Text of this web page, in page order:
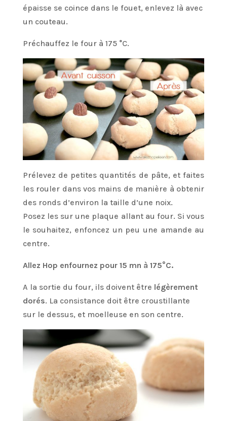
épaisse se coince dans le fouet, enlevez là avec
un couteau.
Préchauffez le four à 175 °C.
Prélevez de petites quantités de pâte, et faites
les rouler dans vos mains de manière à obtenir
des ronds d’environ la taille d’une noix.
Posez les sur une plaque allant au four. Si vous
le souhaitez, enfoncez un peu une amande au
centre.
Allez Hop enfournez pour 15 mn à 175°C.
A la sortie du four, ils doivent être légèrement
dorés. La consistance doit être croustillante
sur le dessus, et moelleuse en son centre.